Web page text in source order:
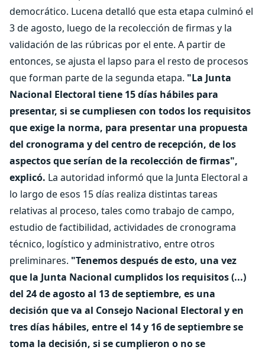
democrático. Lucena detalló que esta etapa culminó el
3 de agosto, luego de la recolección de firmas y la
validación de las rúbricas por el ente. A partir de
entonces, se ajusta el lapso para el resto de procesos
que forman parte de la segunda etapa. "La Junta
Nacional Electoral tiene 15 días hábiles para
presentar, si se cumpliesen con todos los requisitos
que exige la norma, para presentar una propuesta
del cronograma y del centro de recepción, de los
aspectos que serían de la recolección de firmas",
explicó. La autoridad informó que la Junta Electoral a
lo largo de esos 15 días realiza distintas tareas
relativas al proceso, tales como trabajo de campo,
estudio de factibilidad, actividades de cronograma
técnico, logístico y administrativo, entre otros
preliminares. "Tenemos después de esto, una vez
que la Junta Nacional cumplidos los requisitos (...)
del 24 de agosto al 13 de septiembre, es una
decisión que va al Consejo Nacional Electoral y en
tres días hábiles, entre el 14 y 16 de septiembre se
toma la decisión, si se cumplieron o no se